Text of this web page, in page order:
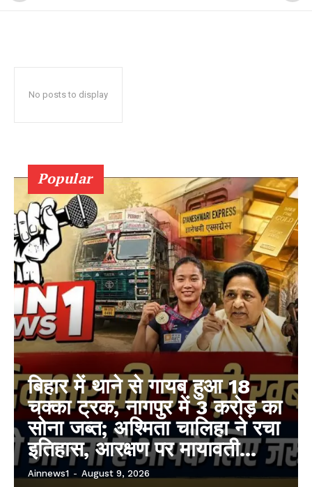
No posts to display
Popular
बिहार में थाने से गायब हुआ 18
चक्का ट्रक, नागपुर में 3 करोड़ का
सोना जब्त; अश्मिता चालिहा ने रचा
इतिहास, आरक्षण पर मायावती...
Ainnews1 - August 9, 2026